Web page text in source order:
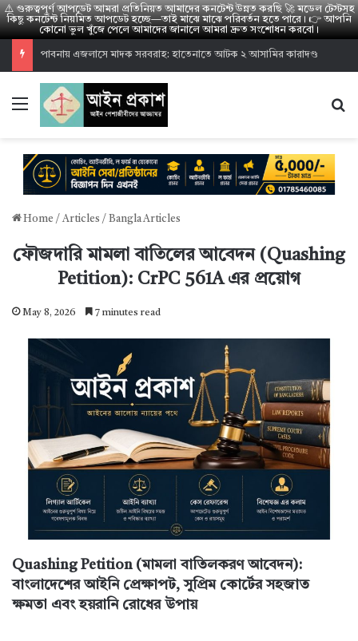
⚠️ গুরুত্বপূর্ণ আপডেট আমরা প্রতিনিয়ত আমাদের কনটেন্ট উন্নত করছি 🚀 মডেল টেস্টসহ
কিছু কনটেন্ট নিয়মিত আপডেট হচ্ছে—তাই মাঝে মাঝে পরিবর্তন হতে পারে। 👉 আপনি
কোনো ভুল খুঁজে পেলে আমাদের জানালে আমরা দ্রুত সংশোধন করবো।
হাইকোর্ট পারমিশন ভাইভা রেজাল্ট ২০২৬: উত্তীর্ণ ১৪০০ জনের তালিকা
Menu
Home / Articles / Bangla Articles
ফৌজদারি মামলা বাতিলের আবেদন (Quashing
Petition): CrPC 561A এর প্রয়োগ
May 8, 2026 7 minutes read
Quashing Petition (মামলা বাতিলকরণ আবেদন):
বাংলাদেশের আইনি প্রেক্ষাপট, সুপ্রিম কোর্টের সহজাত
ক্ষমতা এবং হয়রানি রোধের উপায়